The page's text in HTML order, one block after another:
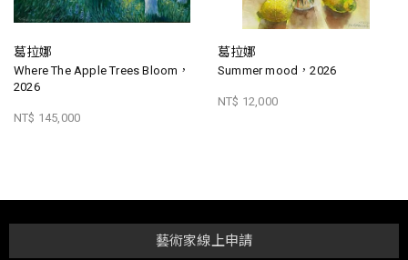
葛拉娜
Where The Apple Trees Bloom，
2026
NT$ 145,000
葛拉娜
Summer mood，2026
NT$ 12,000
藝術家線上申請